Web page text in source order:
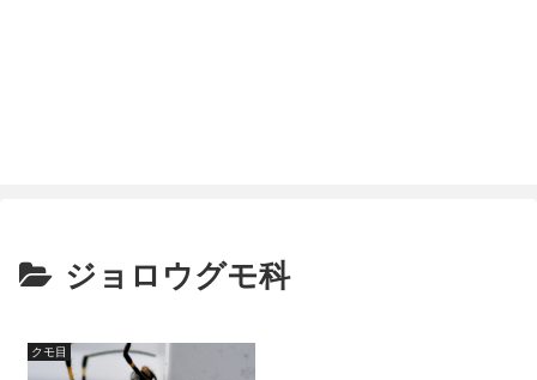
ジョロウグモ科
クモ目